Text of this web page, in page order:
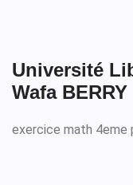
Université
Wafa BERRY
exercice math 4eme